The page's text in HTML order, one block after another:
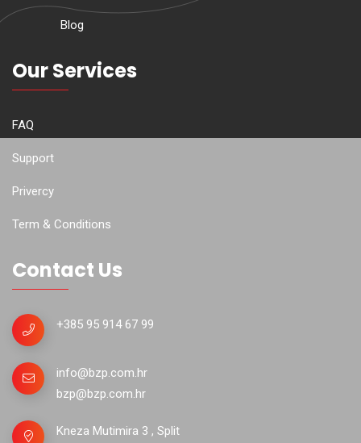
Blog
Our Services
FAQ
Support
Privercy
Term & Conditions
Contact Us
+385 95 914 67 99
info@bzp.com.hr
bzp@bzp.com.hr
Kneza Mutimira 3 , Split